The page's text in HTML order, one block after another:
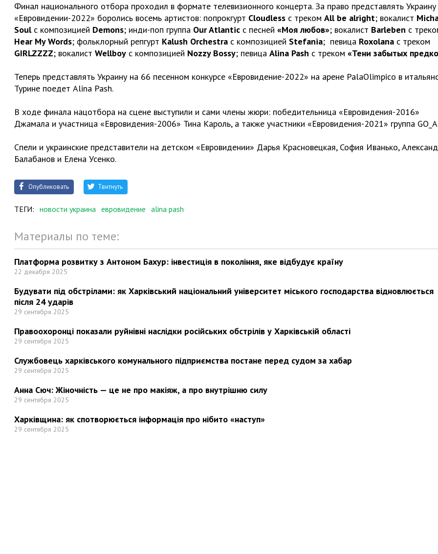
Финал национального отбора проходил в формате телевизионного концерта. За право представлять
«Евровидении-2022» боролись восемь артистов: попрокгурт Cloudless с треком All be alright; вокалист
Soulс композицией Demons; инди-поп группа Our Atlantic с песней «Моя любов»; вокалист Barleben с
Hear My Words; фольклорный репгурт Kalush Orchestra с композицией Stefania; певица Roxolana с треком
GIRLZZZZ; вокалист Wellboy с композицией Nozzy Bossy; певица Alina Pash с треком «Тени забытых
Теперь представлять Украину на 66 песенном конкурсе «Евровидение-2022» на арене PalaOlimpico в
Турине поедет Alina Pash.
В ходе финала нацотбора на сцене выступили и сами члены жюри: победительница «Евровидения-2016»
Джамала и участница «Евровидения-2006» Тина Кароль, а также участники «Евровидения-2021» группа
Спели и украинские представители на детском «Евровидении» Дарья Красновецкая, София Иванько,
Балабанов и Елена Усенко.
Опубликовать Твитнуть
ТЕГИ: новости украина евровидение alina pash
Материалы по теме:
Платформа розвитку з Антоном Бахур: інвестиція в покоління, яке відбудує країну
22 декабря 2025
Будувати під обстрілами: як Харківський національний університет міського господарства відновлюється
після 24 ударів
29 сентября 2025
Правоохоронці показали руйнівні наслідки російських обстрілів у Харківській області
29 сентября 2025
Службовець харківського комунального підприємства постане перед судом за хабар
29 сентября 2025
Анна Сюч: Жіночність — це не про макіяж, а про внутрішню силу
29 сентября 2025
Харківщина: як спотворюється інформація про нібито «наступ»
29 сентября 2025